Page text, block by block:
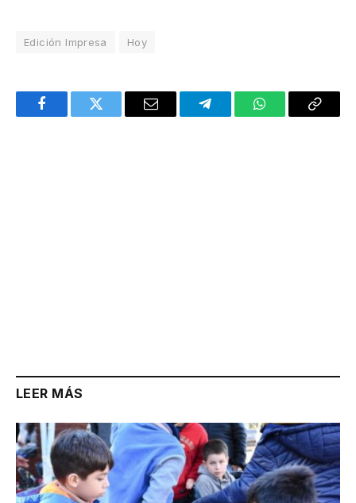
Edición Impresa Hoy
FacebookTwitter Email TelegramWhatsAppCopy
LEER MÁS